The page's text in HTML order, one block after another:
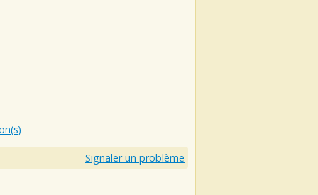
Signaler un problème